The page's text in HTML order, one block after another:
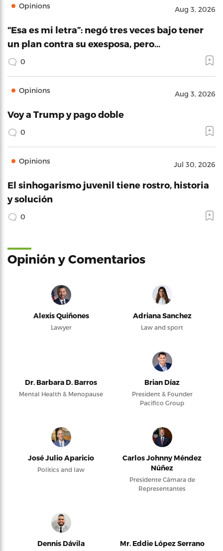
Opinions Aug 3, 2026
“Esa es mi letra”: negó tres veces bajo tener
un plan contra su exesposa, pero…
0
Opinions Aug 3, 2026
Voy a Trump y pago doble
0
Opinions Jul 30, 2026
El sinhogarismo juvenil tiene rostro, historia
y solución
0
Opinión y Comentarios
Alexis Quiñones
Lawyer
Adriana Sanchez
Law and sport
Dr. Barbara D. Barros
Mental Health & Menopause
Brian Díaz
President & Founder
Pacifico Group
José Julio Aparicio
Politics and law
Carlos Johnny Méndez
Núñez
Presidente Cámara de
Representantes
Dennis Dávila Mr. Eddie López Serrano